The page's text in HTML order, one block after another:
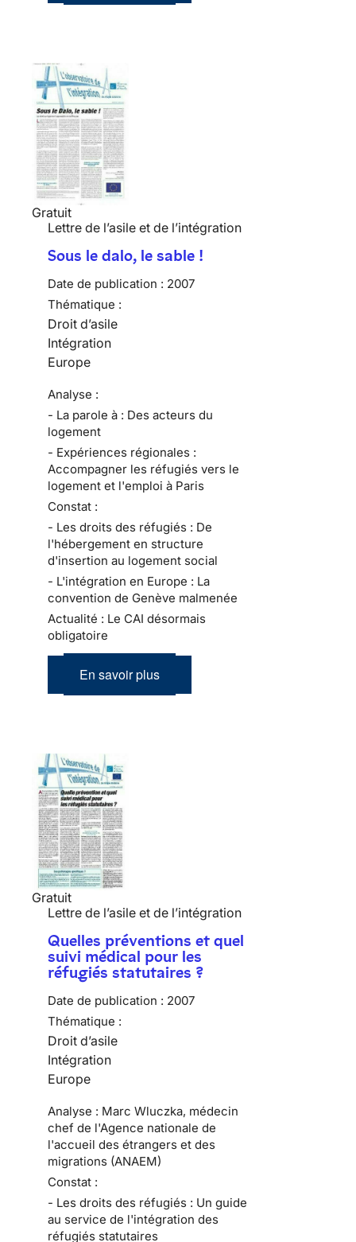
Gratuit
Lettre de l’asile et de l’intégration
Sous le dalo, le sable !
Date de publication : 2007
Thématique :
Droit d’asile
Intégration
Europe
Analyse :
- La parole à : Des acteurs du
logement
- Expériences régionales :
Accompagner les réfugiés vers le
logement et l'emploi à Paris
Constat :
- Les droits des réfugiés : De
l'hébergement en structure
d'insertion au logement social
- L'intégration en Europe : La
convention de Genève malmenée
Actualité : Le CAI désormais
obligatoire
En savoir plus
Gratuit
Lettre de l’asile et de l’intégration
Quelles préventions et quel
suivi médical pour les
réfugiés statutaires ?
Date de publication : 2007
Thématique :
Droit d’asile
Intégration
Europe
Analyse : Marc Wluczka, médecin
chef de l'Agence nationale de
l'accueil des étrangers et des
migrations (ANAEM)
Constat :
- Les droits des réfugiés : Un guide
au service de l'intégration des
réfugiés statutaires